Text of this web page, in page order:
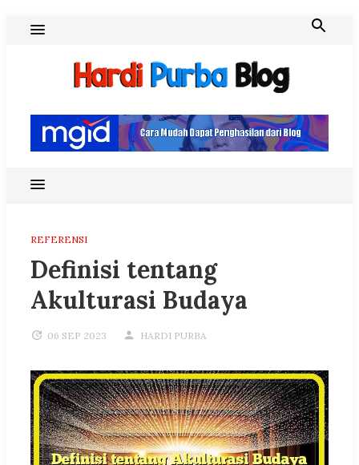
REFERENSI
Definisi tentang
Akulturasi Budaya
06 SEP 2023 HARDI PURBA